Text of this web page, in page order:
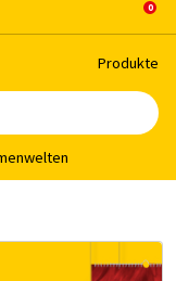
Pro­duk­te